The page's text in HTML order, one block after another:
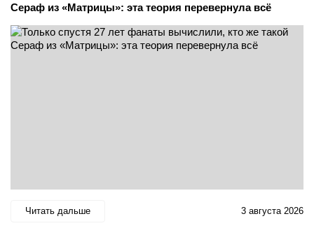
Сераф из «Матрицы»: эта теория перевернула всё
Читать дальше 3 августа 2026